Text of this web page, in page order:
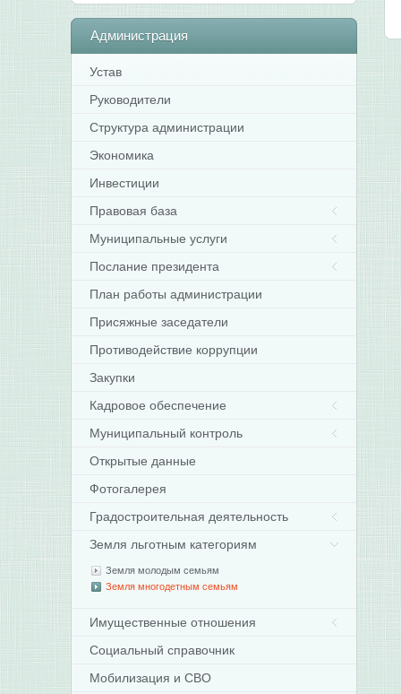
Администрация
Устав
Руководители
Структура администрации
Экономика
Инвестиции
Правовая база
Муниципальные услуги
Послание президента
План работы администрации
Присяжные заседатели
Противодействие коррупции
Закупки
Кадровое обеспечение
Муниципальный контроль
Открытые данные
Фотогалерея
Градостроительная деятельность
Земля льготным категориям
Земля молодым семьям
Земля многодетным семьям
Имущественные отношения
Социальный справочник
Мобилизация и СВО